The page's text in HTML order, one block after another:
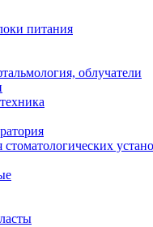
питания
облучатели
стоматологических